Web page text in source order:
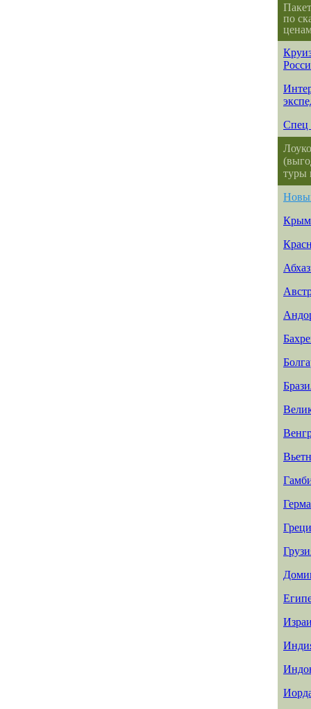
по
Спец
туры
Крым